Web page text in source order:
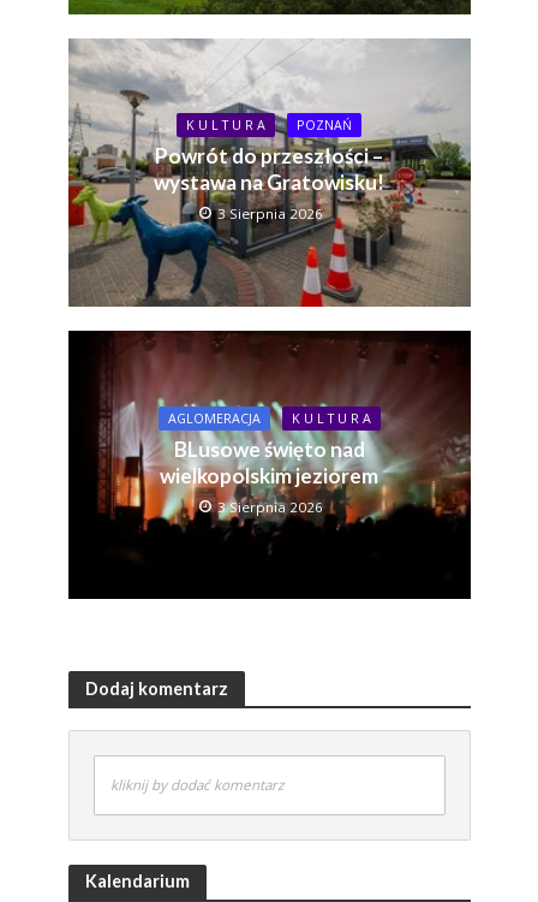
K U L T U R A POZNAŃ
Powrót do przeszłości –
wystawa na Gratowisku!
3 Sierpnia 2026
AGLOMERACJA K U L T U R A
BLusowe święto nad
wielkopolskim jeziorem
3 Sierpnia 2026
Dodaj komentarz
kliknij by dodać komentarz
Kalendarium